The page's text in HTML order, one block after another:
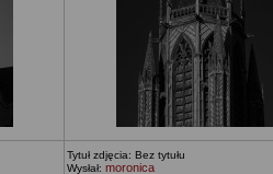
Tytuł zdjęcia: Bez tytułu
Wysłał: moronica